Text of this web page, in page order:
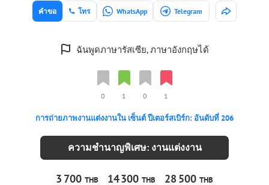
คำขอ โทร WhatsApp Telegram
ฉันพูดภาษารัสเซีย, ภาษาอังกฤษได้
0 1 0 1
การถ่ายภาพงานแต่งงานใน เซ็นต์ ปีเตอร์สเบิร์ก: อันดับที่ 206
ความชำนาญพิเศษ: งานแต่งงาน
3 700 THB
14300THB
28 500THB